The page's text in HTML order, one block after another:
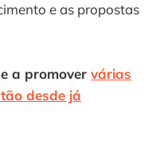
e as propostas
a promover várias
desde já